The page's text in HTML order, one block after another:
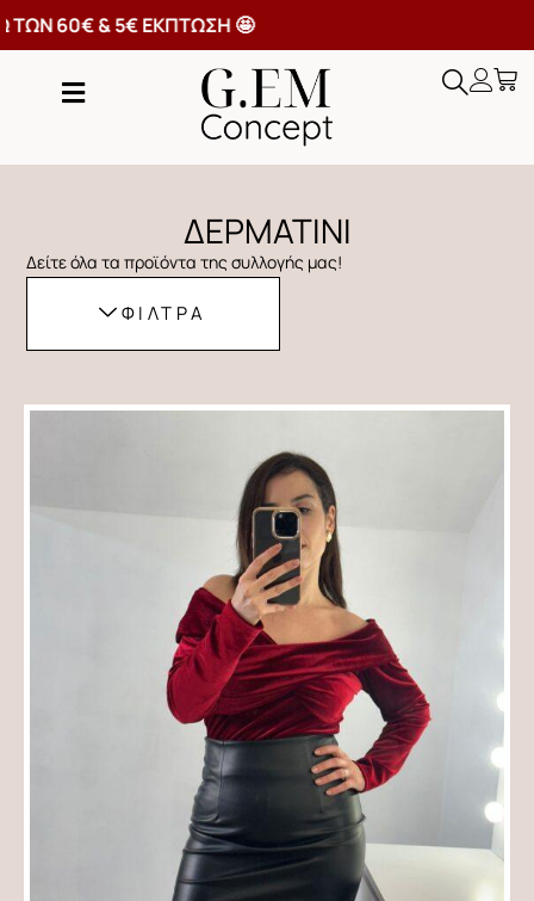
ΤΩΝ 60€ & 5€ ΕΚΠΤΩΣΗ 🤩
ΔΕΡΜΑΤΙΝΙ
Δείτε όλα τα προϊόντα της συλλογής μας!
ΦΙΛΤΡΑ